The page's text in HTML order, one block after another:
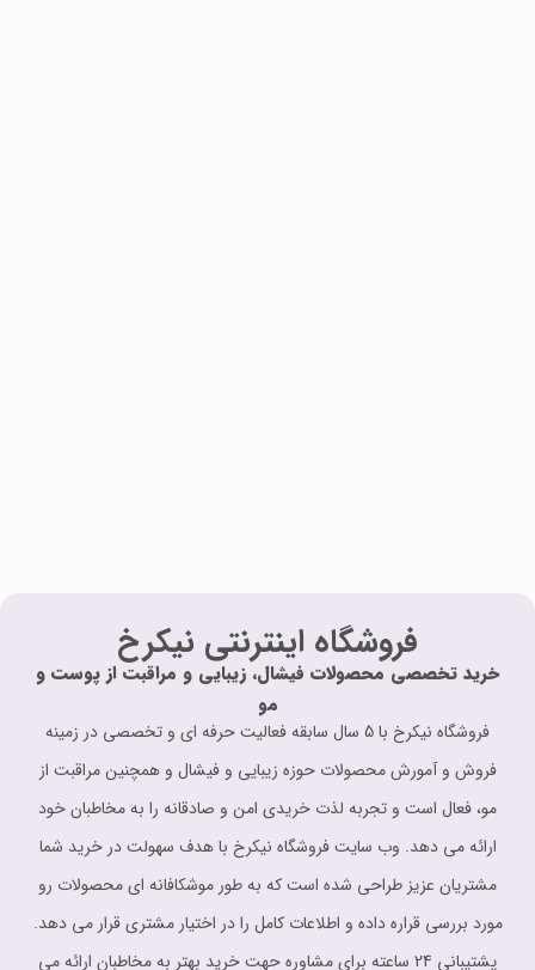
فروشگاه اینترنتی نیکرخ
خرید تخصصی محصولات فیشال، زیبایی و مراقبت از پوست و
مو
فروشگاه نیکرخ با 5 سال سابقه فعالیت حرفه ای و تخصصی در زمینه
فروش و آمورش محصولات حوزه زیبایی و فیشال و همچنین مراقبت از
مو، فعال است و تجربه لذت خریدی امن و صادقانه را به مخاطبان خود
ارائه می دهد. وب سایت فروشگاه نیکرخ با هدف سهولت در خرید شما
مشتریان عزیز طراحی شده است که به طور موشکافانه ای محصولات رو
مورد بررسی قراره داده و اطلاعات کامل را در اختیار مشتری قرار می دهد.
پشتیبانی 24 ساعته برای مشاوره حهت خرید بهتر به مخاطبان ارائه می